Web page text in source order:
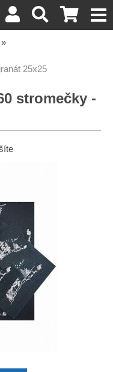
25x25
stromečky -